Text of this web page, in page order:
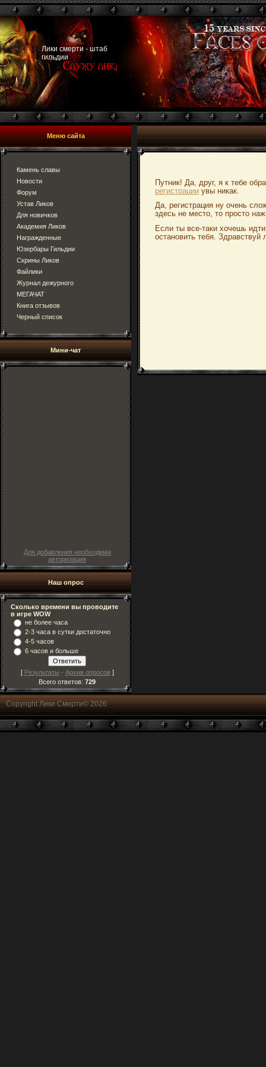
Лики смерти - штаб
гильдии
Меню сайта
Камень славы
Новости
Форум
Устав Ликов
Для новичков
Академия Ликов
Награжденные
Юзербары Гильдии
Скрины Ликов
Файлики
Журнал дежурного
МЕГАЧАТ
Книга отзывов
Черный список
Мини-чат
Для добавления необходима
авторизация
Наш опрос
Сколько времени вы проводите
в игре WOW
не более часа
2-3 часа в сутки достаточно
4-5 часов
6 часов и больше
[ Результаты · Архив опросов ]
Всего ответов: 729
Путник! Да, друг, я к тебе
регистрации увы никак.
Да, регистрация ну очень
здесь не место, то просто
Если ты все-таки хочешь
остановить тебя.
Copyright Лики Смерти© 2026